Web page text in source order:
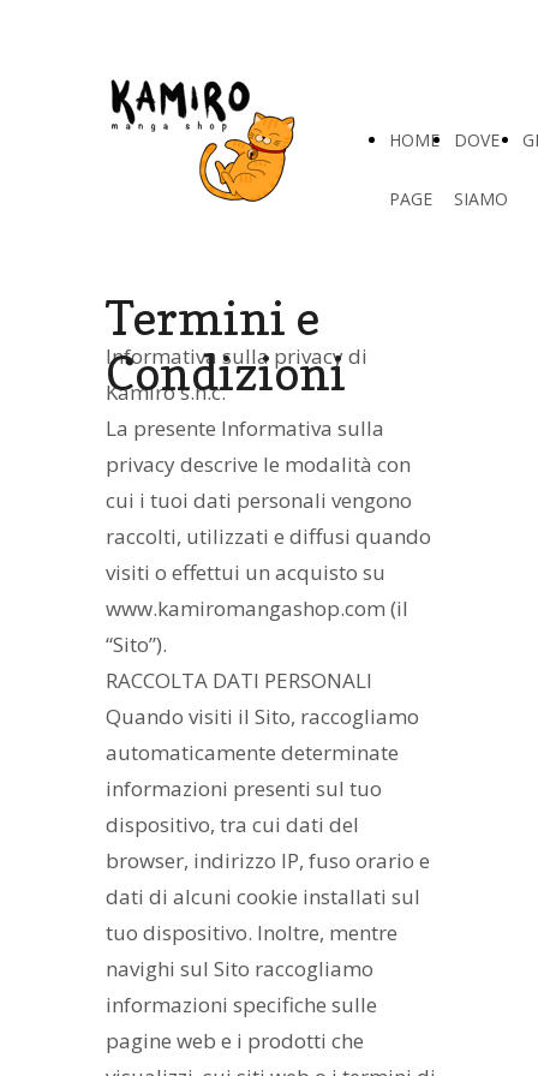
HOME
PAGE
DOVE
SIAMO
Termini e
Condizioni
Informativa sulla privacy di
Kamiro s.n.c.
La presente Informativa sulla
privacy descrive le modalità con
cui i tuoi dati personali vengono
raccolti, utilizzati e diffusi quando
visiti o effettui un acquisto su
www.kamiromangashop.com (il
“Sito”).
RACCOLTA DATI PERSONALI
Quando visiti il Sito, raccogliamo
automaticamente determinate
informazioni presenti sul tuo
dispositivo, tra cui dati del
browser, indirizzo IP, fuso orario e
dati di alcuni cookie installati sul
tuo dispositivo. Inoltre, mentre
navighi sul Sito raccogliamo
informazioni specifiche sulle
pagine web e i prodotti che